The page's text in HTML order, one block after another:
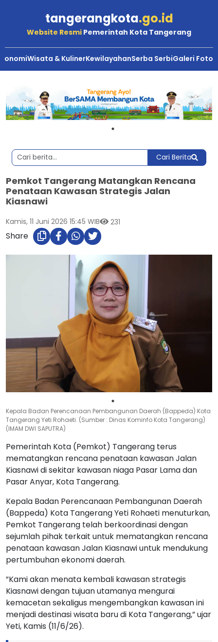
tangerangkota.go.id
Website Resmi Pemerintah Kota Tangerang
Wisata & KulinerKewilayahanSerba SerbiGaleri Foto
Cari Berita
Pemkot Tangerang Matangkan Rencana
Penataan Kawasan Strategis Jalan
Kiasnawi
Kamis, 11 Juni 2026 15:45 WIB 231
Share
Kepala Badan Perencanaan Pembangunan Daerah (Bappeda) Kota
Tangerang Yeti Rohaeti. (Sumber : Dinas Kominfo Kota Tangerang)
(IMAM DWI SAPUTRA)
Pemerintah Kota (Pemkot) Tangerang terus
mematangkan rencana penataan kawasan Jalan
Kiasnawi di sekitar kawasan niaga Pasar Lama dan
Pasar Anyar, Kota Tangerang.
Kepala Badan Perencanaan Pembangunan Daerah
(Bappeda) Kota Tangerang Yeti Rohaeti menuturkan,
Pemkot Tangerang telah berkoordinasi dengan
sejumlah pihak terkait untuk mematangkan rencana
penataan kawasan Jalan Kiasnawi untuk mendukung
pertumbuhan ekonomi daerah.
”Kami akan menata kembali kawasan strategis
Kiasnawi dengan tujuan utamanya mengurai
kemacetan sekaligus mengembangkan kawasan ini
menjadi destinasi wisata baru di Kota Tangerang,” ujar
Yeti, Kamis (11/6/26).